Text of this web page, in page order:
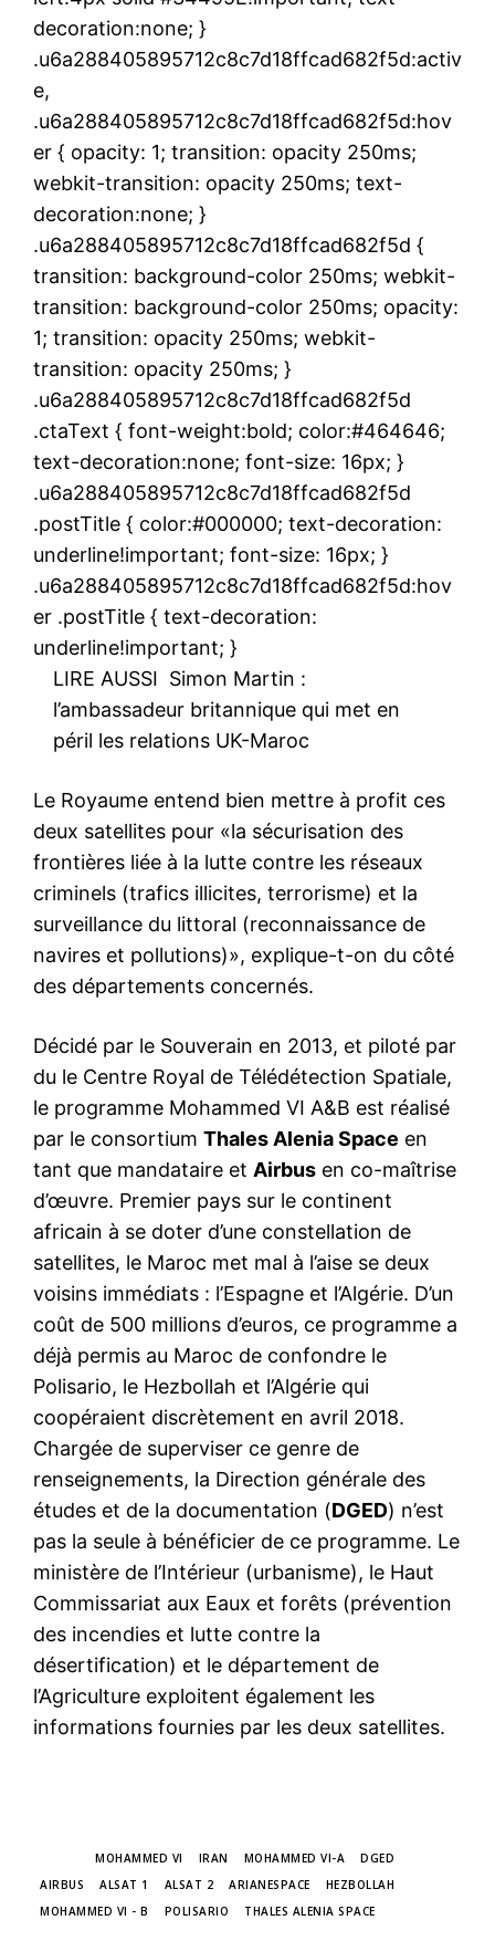
decoration:none; }
.u6a288405895712c8c7d18ffcad682f5d:activ
e,
.u6a288405895712c8c7d18ffcad682f5d:hov
er { opacity: 1; transition: opacity 250ms;
webkit-transition: opacity 250ms; text-
decoration:none; }
.u6a288405895712c8c7d18ffcad682f5d {
transition: background-color 250ms; webkit-
transition: background-color 250ms; opacity:
1; transition: opacity 250ms; webkit-
transition: opacity 250ms; }
.u6a288405895712c8c7d18ffcad682f5d
.ctaText { font-weight:bold; color:#464646;
text-decoration:none; font-size: 16px; }
.u6a288405895712c8c7d18ffcad682f5d
.postTitle { color:#000000; text-decoration:
underline!important; font-size: 16px; }
.u6a288405895712c8c7d18ffcad682f5d:hov
er .postTitle { text-decoration:
underline!important; }
LIRE AUSSI Simon Martin :
l’ambassadeur britannique qui met en
péril les relations UK-Maroc
Le Royaume entend bien mettre à profit ces
deux satellites pour «la sécurisation des
frontières liée à la lutte contre les réseaux
criminels (trafics illicites, terrorisme) et la
surveillance du littoral (reconnaissance de
navires et pollutions)», explique-t-on du côté
des départements concernés.
Décidé par le Souverain en 2013, et piloté par
du le Centre Royal de Télédétection Spatiale,
le programme Mohammed VI A&B est réalisé
par le consortium Thales Alenia Space en
tant que mandataire et Airbus en co-maîtrise
d’œuvre. Premier pays sur le continent
africain à se doter d’une constellation de
satellites, le Maroc met mal à l’aise se deux
voisins immédiats : l’Espagne et l’Algérie. D’un
coût de 500 millions d’euros, ce programme a
déjà permis au Maroc de confondre le
Polisario, le Hezbollah et l’Algérie qui
coopéraient discrètement en avril 2018.
Chargée de superviser ce genre de
renseignements, la Direction générale des
études et de la documentation (DGED) n’est
pas la seule à bénéficier de ce programme. Le
ministère de l’Intérieur (urbanisme), le Haut
Commissariat aux Eaux et forêts (prévention
des incendies et lutte contre la
désertification) et le département de
l’Agriculture exploitent également les
informations fournies par les deux satellites.
MOHAMMED VI IRAN MOHAMMED VI-A
DGED
AIRBUS
ALSAT 1 ALSAT 2 ARIANESPACE
HEZBOLLAH
MOHAMMED VI - B
POLISARIO THALES ALENIA SPACE